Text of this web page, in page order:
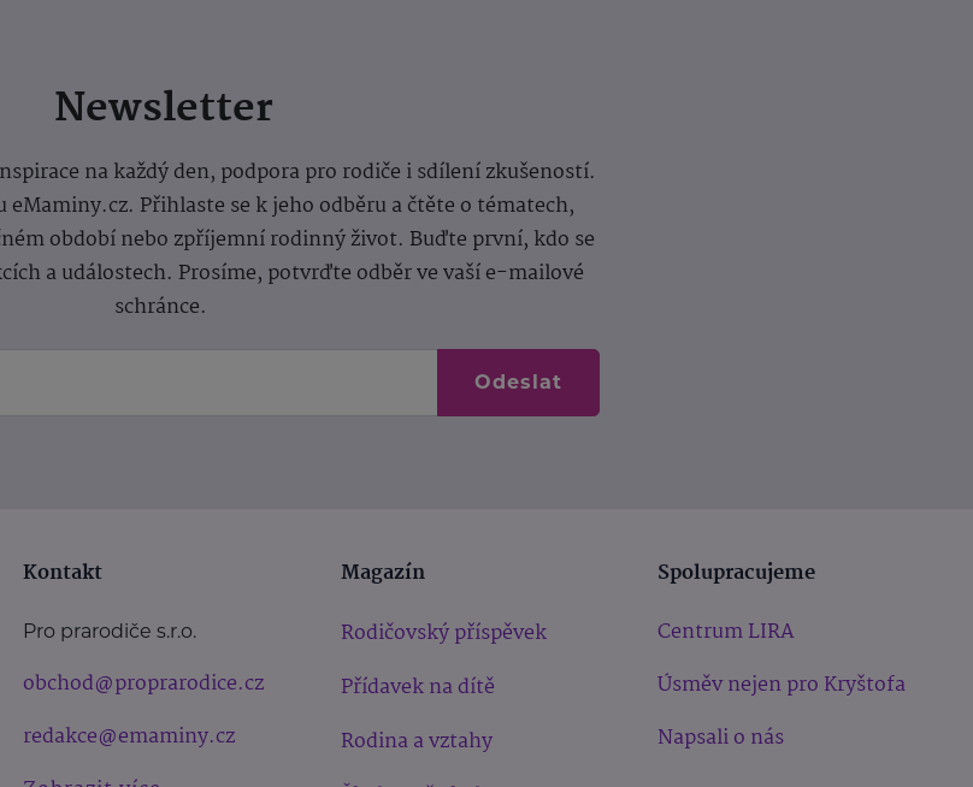
Newsletter
na každý den, podpora pro rodiče i sdílení zkušeností.
eMaminy.cz. Přihlaste se k jeho odběru a čtěte o tématech,
období nebo zpříjemní rodinný život. Buďte první, kdo se
a událostech. Prosíme, potvrďte odběr ve vaší e-mailové
schránce.
Odeslat
Kontakt
Pro prarodiče s.r.o.
obchod@proprarodice.cz
redakce@emaminy.cz
Magazín
Rodičovský příspěvek
Přídavek na dítě
Rodina a vztahy
Spolupracujeme
Centrum LIRA
Úsměv nejen pro Kryštofa
Napsali o nás